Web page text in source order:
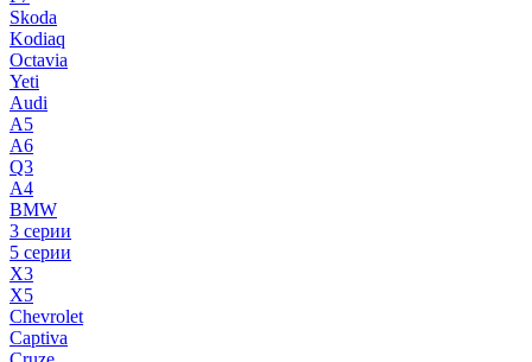
Skoda
Kodiaq
Octavia
Yeti
Audi
A5
A6
Q3
A4
BMW
3 серии
5 серии
X3
X5
Chevrolet
Captiva